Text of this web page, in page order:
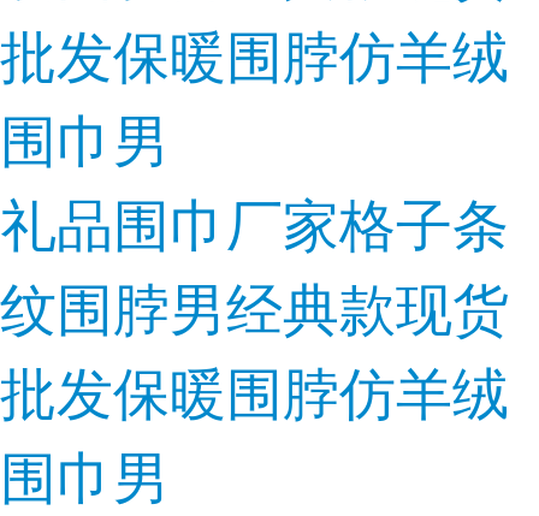
礼品围巾厂家格子条
纹围脖男经典款现货
批发保暖围脖仿羊绒
围巾男